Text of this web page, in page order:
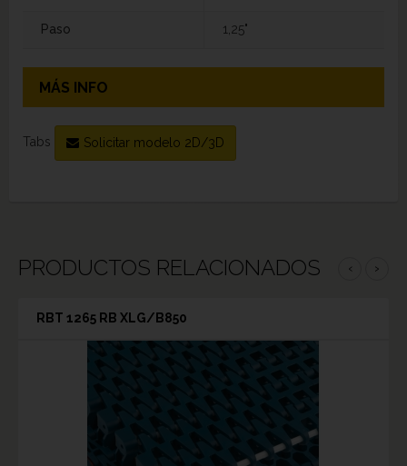
Paso 1,25"
MÁS INFO
Tabs Solicitar modelo 2D/3D
PRODUCTOS RELACIONADOS ‹ ›
RBT 1265 RB XLG/B850